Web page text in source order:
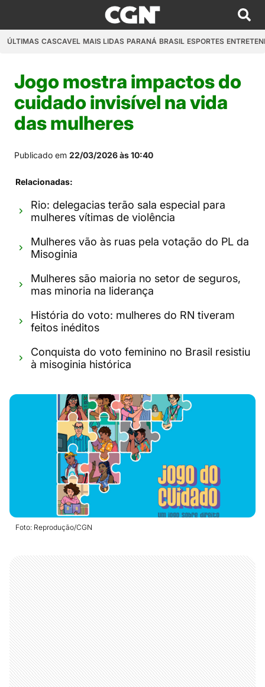
ÚLTIMAS CASCAVEL MAIS LIDAS PARANÁ BRASIL ESPORTES
Jogo mostra impactos do
cuidado invisível na vida
das mulheres
Publicado em 22/03/2026 às 10:40
Relacionadas:
Rio: delegacias terão sala especial para
mulheres vítimas de violência
Mulheres vão às ruas pela votação do PL da
Misoginia
Mulheres são maioria no setor de seguros,
mas minoria na liderança
História do voto: mulheres do RN tiveram
feitos inéditos
Conquista do voto feminino no Brasil resistiu
à misoginia histórica
Foto: Reprodução/CGN